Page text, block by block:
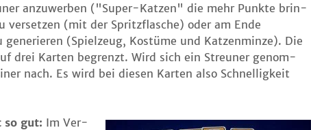
anzu­wer­ben ("Super-Kat­zen" die mehr Punk­te brin­
ver­set­zen (mit der Spritz­fla­sche) oder am Ende
gene­rie­ren (Spiel­zeug, Kos­tü­me und Kat­zen­min­ze). Die
drei Kar­ten begrenzt. Wird sich ein Streu­ner genom­
nach. Es wird bei die­sen Kar­ten also Schnel­lig­keit
so gut: Im Ver­